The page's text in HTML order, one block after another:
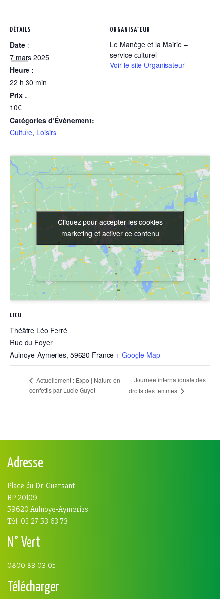
DÉTAILS
Date :
7 mars 2025
Heure :
22 h 30 min
Prix :
10€
Catégories d’Évènement:
Culture, Loisirs
ORGANISATEUR
Le Manège et la Mairie –
service culturel
Voir le site Organisateur
LIEU
Théâtre Léo Ferré
Rue du Foyer
Aulnoye-Aymeries, 59620 France + Google Map
Cliquez pour accepter les cookies
marketing et activer ce contenu
Cliquez pour accepter les cookies
marketing et activer ce contenu
Actuellement : Expo | Nature en
confettis par Lucie Guyot
Journée internationale des
droits des femmes
Adresse
Place du Dr Guersant
BP 20109
59620 Aulnoye-Aymeries
Tél. 03 27 53 63 73
N° Vert
0800 83 03 05
Télécharger